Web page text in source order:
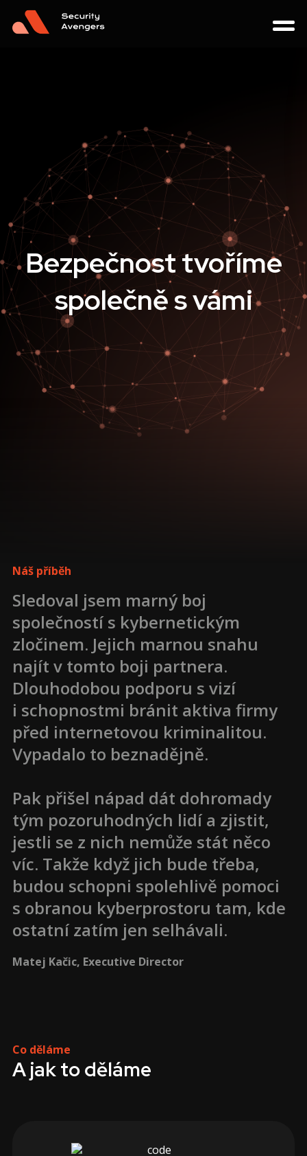
Bezpečnost tvoříme
společně s vámi
Náš příběh
Sledoval jsem marný boj
společností s kybernetickým
zločinem. Jejich marnou snahu
najít v tomto boji partnera.
Dlouhodobou podporu s vizí
i schopnostmi bránit aktiva firmy
před internetovou kriminalitou.
Vypadalo to beznadějně.
Pak přišel nápad dát dohromady
tým pozoruhodných lidí a zjistit,
jestli se z nich nemůže stát něco
víc. Takže když jich bude třeba,
budou schopni spolehlivě pomoci
s obranou kyberprostoru tam, kde
ostatní zatím jen selhávali.
Matej Kačic, Executive Director
Co děláme
A jak to děláme